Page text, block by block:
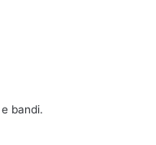
bandi.